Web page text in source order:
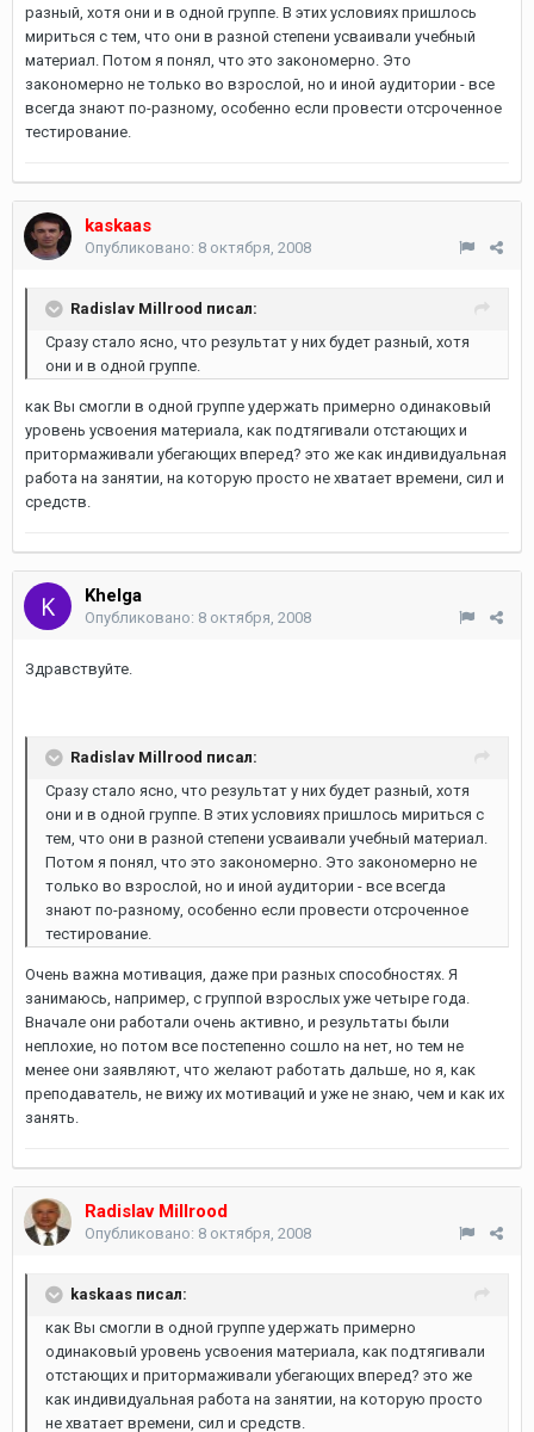
разный, хотя они и в одной группе. В этих условиях пришлось
мириться с тем, что они в разной степени усваивали учебный
материал. Потом я понял, что это закономерно. Это
закономерно не только во взрослой, но и иной аудитории - все
всегда знают по-разному, особенно если провести отсроченное
тестирование.
kaskaas
Опубликовано: 8 октября, 2008
Radislav Millrood писал:
Сразу стало ясно, что результат у них будет разный, хотя
они и в одной группе.
как Вы смогли в одной группе удержать примерно одинаковый
уровень усвоения материала, как подтягивали отстающих и
притормаживали убегающих вперед? это же как индивидуальная
работа на занятии, на которую просто не хватает времени, сил и
средств.
Khelga
Опубликовано: 8 октября, 2008
Здравствуйте.
Radislav Millrood писал:
Сразу стало ясно, что результат у них будет разный, хотя
они и в одной группе. В этих условиях пришлось мириться с
тем, что они в разной степени усваивали учебный материал.
Потом я понял, что это закономерно. Это закономерно не
только во взрослой, но и иной аудитории - все всегда
знают по-разному, особенно если провести отсроченное
тестирование.
Очень важна мотивация, даже при разных способностях. Я
занимаюсь, например, с группой взрослых уже четыре года.
Вначале они работали очень активно, и результаты были
неплохие, но потом все постепенно сошло на нет, но тем не
менее они заявляют, что желают работать дальше, но я, как
преподаватель, не вижу их мотиваций и уже не знаю, чем и как их
занять.
Radislav Millrood
Опубликовано: 8 октября, 2008
kaskaas писал:
как Вы смогли в одной группе удержать примерно
одинаковый уровень усвоения материала, как подтягивали
отстающих и притормаживали убегающих вперед? это же
как индивидуальная работа на занятии, на которую просто
не хватает времени, сил и средств.